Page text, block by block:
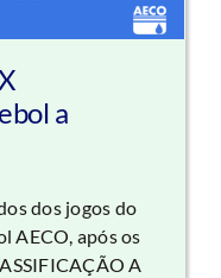
a
dos jogos do
AECO, após os
A